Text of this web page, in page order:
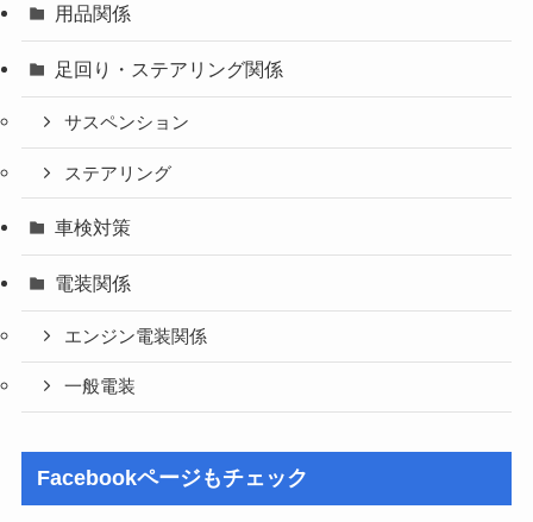
用品関係
足回り・ステアリング関係
サスペンション
ステアリング
車検対策
電装関係
エンジン電装関係
一般電装
Facebookページもチェック